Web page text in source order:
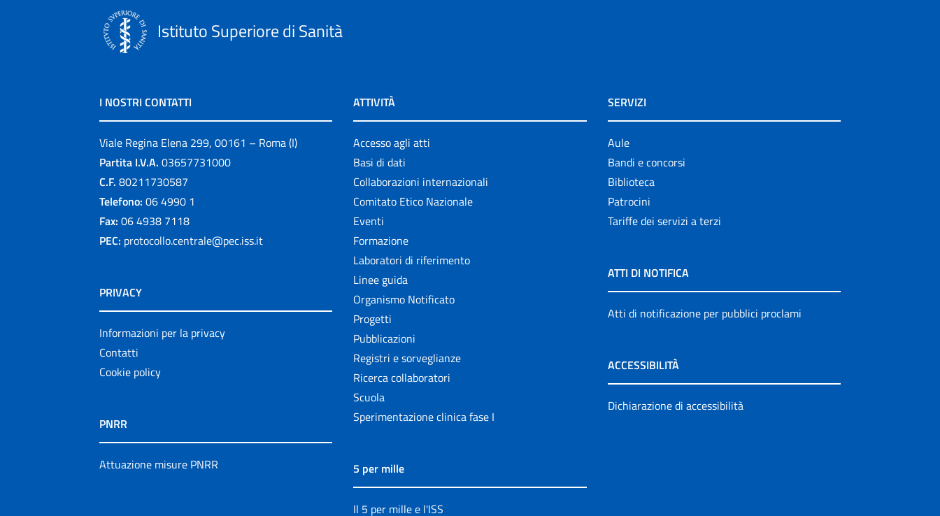
Istituto Superiore di Sanità
I NOSTRI CONTATTI
Viale Regina Elena 299, 00161 – Roma (I)
Partita I.V.A. 03657731000
C.F. 80211730587
Telefono: 06 4990 1
Fax: 06 4938 7118
PEC: protocollo.centrale@pec.iss.it
PRIVACY
Informazioni per la privacy
Contatti
Cookie policy
PNRR
Attuazione misure PNRR
ATTIVITÀ
Accesso agli atti
Basi di dati
Collaborazioni internazionali
Comitato Etico Nazionale
Eventi
Formazione
Laboratori di riferimento
Linee guida
Organismo Notificato
Progetti
Pubblicazioni
Registri e sorveglianze
Ricerca collaboratori
Scuola
Sperimentazione clinica fase I
5 per mille
Il 5 per mille e l'ISS
SERVIZI
Aule
Bandi e concorsi
Biblioteca
Patrocini
Tariffe dei servizi a terzi
ATTI DI NOTIFICA
Atti di notificazione per pubblici proclami
ACCESSIBILITÀ
Dichiarazione di accessibilità